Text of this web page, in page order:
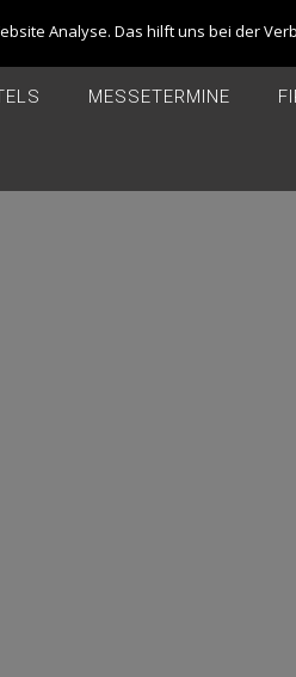
T. +49 (0) 157 39607551
MESSETERMINE
Analyse. Das hilft uns bei der